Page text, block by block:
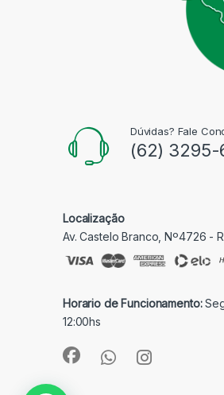
Dúvidas? Fale
(62)
Localização
Av. Castelo Branco, Nº4726 -
Horario de Funcionamento:
12:00hs